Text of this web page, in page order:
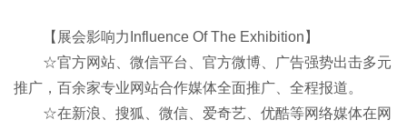
【展会影响力Influence Of The Exhibition】
☆官方网站、微信平台、官方微博、广告强势出击多元
推广，百余家专业网站合作媒体全面推广、全程报道。
☆在新浪、搜狐、微信、爱奇艺、优酷等网络媒体在网